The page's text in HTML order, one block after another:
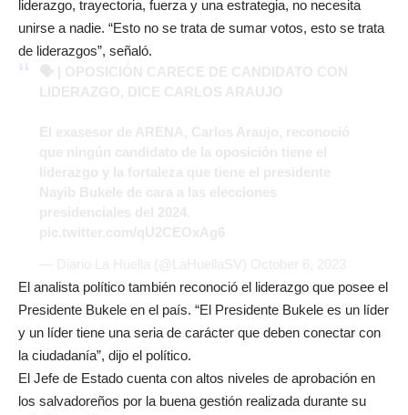
liderazgo, trayectoria, fuerza y una estrategia, no necesita
unirse a nadie. “Esto no se trata de sumar votos, esto se trata
de liderazgos”, señaló.
El analista político también reconoció el liderazgo que posee el
Presidente Bukele en el país. “El Presidente Bukele es un líder
y un líder tiene una seria de carácter que deben conectar con
la ciudadanía”, dijo el político.
El Jefe de Estado cuenta con altos niveles de aprobación en
los salvadoreños por la buena gestión realizada durante su